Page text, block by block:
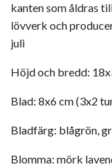
kanten som åldras
lövverk och
juli
Höjd och bredd:
Blad: 8x6 cm (3x2
Bladfärg: blågrön,
Blomma: mörk